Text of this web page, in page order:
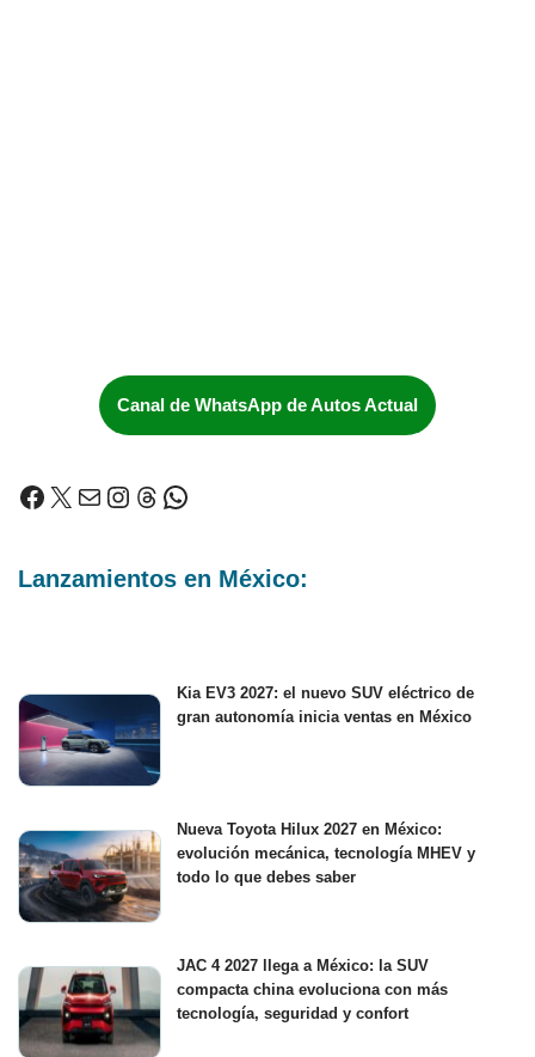
Canal de WhatsApp de Autos Actual
Lanzamientos en México:
Kia EV3 2027: el nuevo SUV eléctrico de
gran autonomía inicia ventas en México
Nueva Toyota Hilux 2027 en México:
evolución mecánica, tecnología MHEV y
todo lo que debes saber
JAC 4 2027 llega a México: la SUV
compacta china evoluciona con más
tecnología, seguridad y confort